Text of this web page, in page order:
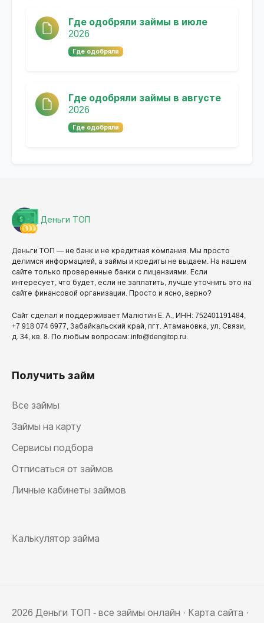
Где одобряли займы в июле
2026
Где одобряли
Где одобряли займы в августе
2026
Где одобряли
Деньги ТОП
Деньги ТОП — не банк и не кредитная компания. Мы просто
делимся информацией, а займы и кредиты не выдаем. На нашем
сайте только проверенные банки с лицензиями. Если
интересует, что будет, если не заплатить, лучше уточнить это на
сайте финансовой организации. Просто и ясно, верно?
Сайт сделал и поддерживает Малютин Е. А., ИНН: 752401191484,
+7 918 074 6977, Забайкальский край, пгт. Атамановка, ул. Связи,
д. 34, кв. 8. По любым вопросам: info@dengitop.ru.
Получить займ
Все займы
Займы на карту
Сервисы подбора
Отписаться от займов
Личные кабинеты займов
Калькулятор займа
2026 Деньги ТОП - все займы онлайн · Карта сайта ·